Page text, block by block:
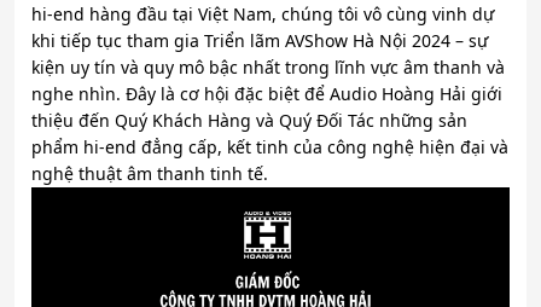
hi-end hàng đầu tại Việt Nam, chúng tôi vô cùng vinh dự
khi tiếp tục tham gia Triển lãm AVShow Hà Nội 2024 – sự
kiện uy tín và quy mô bậc nhất trong lĩnh vực âm thanh và
nghe nhìn. Đây là cơ hội đặc biệt để Audio Hoàng Hải giới
thiệu đến Quý Khách Hàng và Quý Đối Tác những sản
phẩm hi-end đẳng cấp, kết tinh của công nghệ hiện đại và
nghệ thuật âm thanh tinh tế.